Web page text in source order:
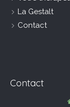
La Gestalt
Contact
Contact